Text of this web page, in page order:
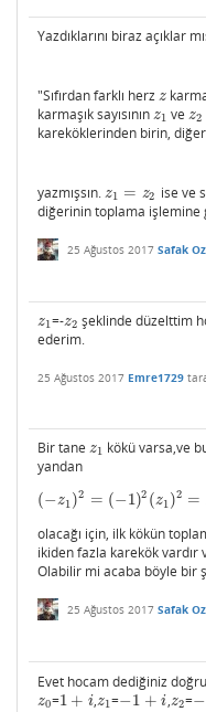
Yazdıklarını biraz açıklar
"Sıfırdan farklı herz z
z
karmaşık sayısının z1
z1 ve z2
z2
kareköklerinden birin,
yazmışsın. z1 = z2
z1 =z2
ise ve
diğerinin toplama işlemine
25 Ağustos 2017 Safak
z1
z1=-z2
z2 şeklinde düzelttim
ederim.
25 Ağustos 2017 Emre1729
Bir tane z1
z1 kökü varsa,ve
yandan
(−z1)2 = (−1)2 (z1)2 =
(−z1 2= (−1)2(z1)2=z 12
olacağı için, ilk kökün
ikiden fazla karekök vardır
Olabilir mi acaba böyle bir
25 Ağustos 2017 Safak
Evet hocam dediğiniz
z0
z0=1 + i
1+i ,z1
z1=−1 + i
−1+ i ,z2
z2=−
−